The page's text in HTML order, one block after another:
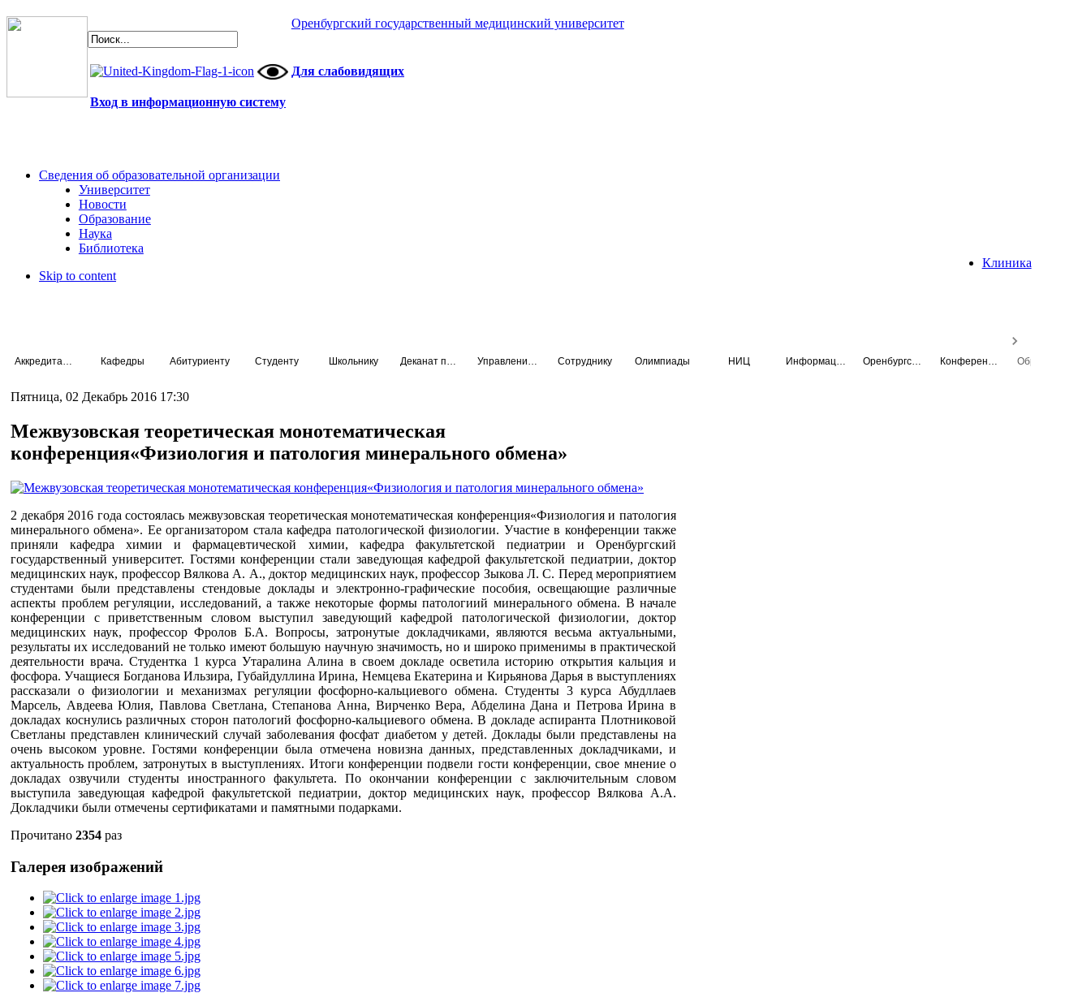
Оренбургский государственный медицинский университет
Для слабовидящих
Вход в информационную систему
Сведения об образовательной организации
Университет
Новости
Образование
Наука
Библиотека
Клиника
Skip to content
Кафедры Абитуриенту Студенту Школьнику Сотруднику Олимпиады НИЦ
Пятница, 02 Декабрь 2016 17:30
Межвузовская теоретическая монотематическая
конференция«Физиология и патология минерального обмена»
2 декабря 2016 года состоялась межвузовская теоретическая монотематическая конференция«Физиология и патология
минерального обмена». Ее организатором стала кафедра патологической физиологии. Участие в конференции также
приняли кафедра химии и фармацевтической химии, кафедра факультетской педиатрии и Оренбургский
государственный университет. Гостями конференции стали заведующая кафедрой факультетской педиатрии, доктор
медицинских наук, профессор Вялкова А. А., доктор медицинских наук, профессор Зыкова Л. С. Перед мероприятием
студентами были представлены стендовые доклады и электронно-графические пособия, освещающие различные
аспекты проблем регуляции, исследований, а также некоторые формы патологиий минерального обмена. В начале
конференции с приветственным словом выступил заведующий кафедрой патологической физиологии, доктор
медицинских наук, профессор Фролов Б.А. Вопросы, затронутые докладчиками, являются весьма актуальными,
результаты их исследований не только имеют большую научную значимость, но и широко применимы в практической
деятельности врача. Студентка 1 курса Утаралина Алина в своем докладе осветила историю открытия кальция и
фосфора. Учащиеся Богданова Ильзира, Губайдуллина Ирина, Немцева Екатерина и Кирьянова Дарья в выступлениях
рассказали о физиологии и механизмах регуляции фосфорно-кальциевого обмена. Студенты 3 курса Абудллаев
Марсель, Авдеева Юлия, Павлова Светлана, Степанова Анна, Вирченко Вера, Абделина Дана и Петрова Ирина в
докладах коснулись различных сторон патологий фосфорно-кальциевого обмена. В докладе аспиранта Плотниковой
Светланы представлен клинический случай заболевания фосфат диабетом у детей. Доклады были представлены на
очень высоком уровне. Гостями конференции была отмечена новизна данных, представленных докладчиками, и
актуальность проблем, затронутых в выступлениях. Итоги конференции подвели гости конференции, свое мнение о
докладах озвучили студенты иностранного факультета. По окончании конференции с заключительным словом
выступила заведующая кафедрой факультетской педиатрии, доктор медицинских наук, профессор Вялкова А.А.
Докладчики были отмечены сертификатами и памятными подарками.
Прочитано 2354 раз
Галерея изображений